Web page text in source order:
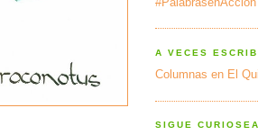
A VECES
Columnas en El
SIGUE